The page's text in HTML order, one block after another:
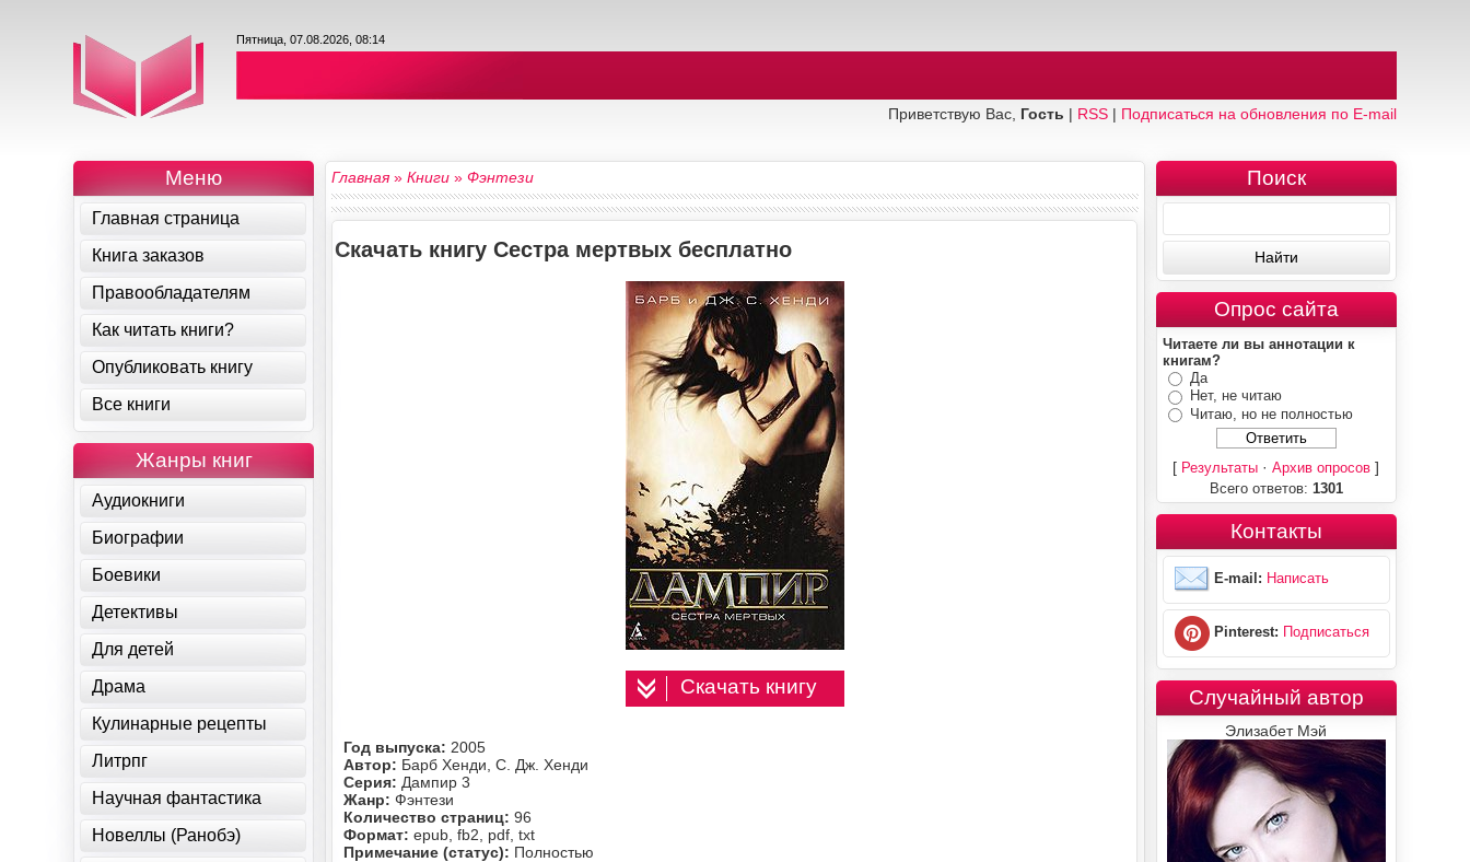
Пятница, 07.08.2026, 08:14
Приветствую Вас, Гость | RSS| Подписаться на обновления по E-mail
Главная»Книги »Фэнтези
Скачать книгу Сестра мертвых бесплатно
Скачать книгу
Год выпуска: 2005
Автор: Барб Хенди, С. Дж. Хенди
Серия: Дампир 3
Жанр:Фэнтези
Количество страниц:96
Формат:epub, fb2, pdf, txt
Примечание (статус): Полностью
Меню
Главная страница
Книга заказов
Правообладателям
Как читать книги?
Опубликовать книгу
Все книги
Жанры книг
Аудиокниги
Биографии
Боевики
Детективы
Для детей
Драма
Кулинарные рецепты
Литрпг
Научная фантастика
Новеллы (Ранобэ)
Поиск
Опрос сайта
Читаете ли вы аннотации к
книгам?
Да
Нет, не читаю
Читаю, но не полностью
[ Результаты ·Архив опросов ]
Всего ответов: 1301
Контакты
E-mail: Написать
Pinterest: Подписаться
Случайный автор
Элизабет Мэй